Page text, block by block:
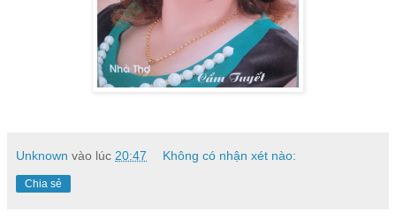
Unknown vào lúc 20:47 Không có nhận xét nào:
Chia sẻ